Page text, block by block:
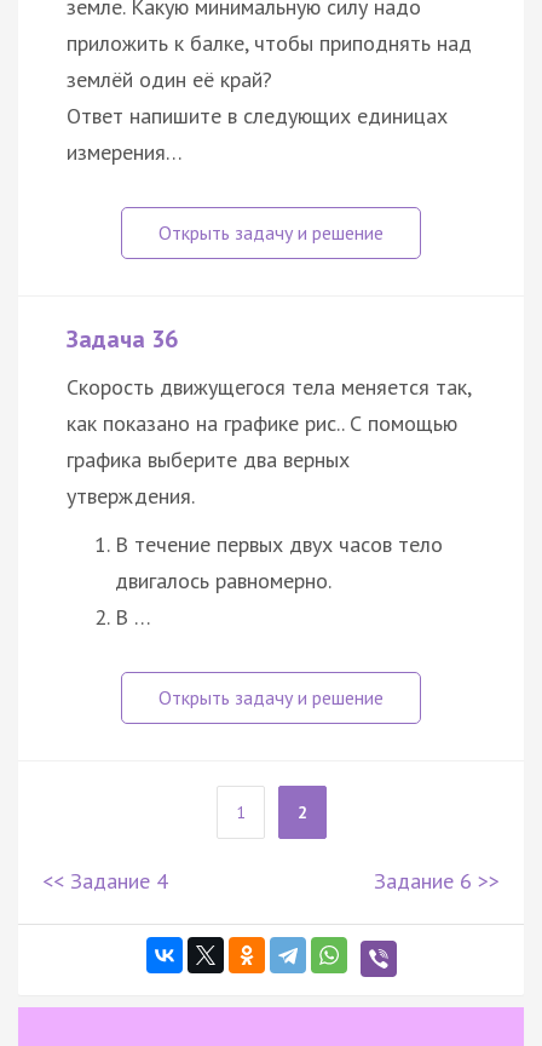
земле. Какую минимальную силу надо
приложить к балке, чтобы приподнять над
землёй один её край?
Ответ напишите в следующих единицах
измерения…
Задача 36
Скорость движущегося тела меняется так,
как показано на графике рис.. С помощью
графика выберите два верных
утверждения.
В течение первых двух часов тело
двигалось равномерно.
В …
1 2
<< Задание 4 Задание 6 >>